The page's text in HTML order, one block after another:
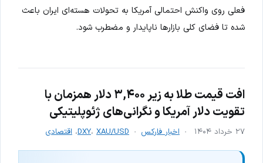
فعلی روی واکنش احتمالی آمریکا به تحولات هسته‌ای ایران باعث
شده تا فضای کلی بازارها ناپایدار و مضطرب شود.
افت قیمت طلا به زیر ۳,۴۰۰ دلار همزمان با
تقویت دلار آمریکا و نگرانی‌های ژئوپلیتیکی
۲۷ خرداد ۱۴۰۴ اخبار فارکس DXY، XAU/USD ، اقتصادی